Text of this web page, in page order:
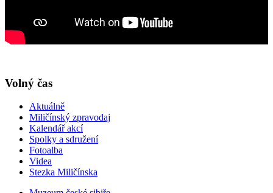
Volný čas
Aktuálně
Miličínský zpravodaj
Kalendář akcí
Spolky a sdružení
Fotoalba
Videa
Stezka Miličínska